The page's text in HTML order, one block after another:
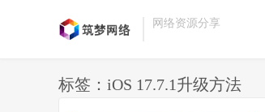
网络资源分享
标签：iOS 17.7.1升级方法